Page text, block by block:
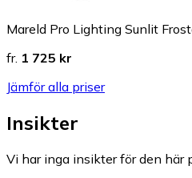
Mareld Pro Lighting Sunlit
fr. 1 725 kr
Jämför alla priser
Insikter
Vi har inga insikter för den här